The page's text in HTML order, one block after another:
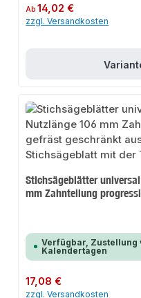
Regulärer Preis:
Ab14,02 €
zzgl. Versandkosten
Stichsägeblätter
mm Zahnteilung
Verfügbar, Zustellung
Kalendertagen
Regulärer Preis:
17,08 €
zzgl. Versandkosten